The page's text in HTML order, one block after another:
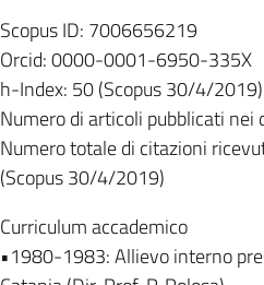
Scopus ID: 7006656219
Orcid: 0000-0001-6950-335X
h-Index: 50 (Scopus 30/4/2019)
Numero di articoli pubblicati
Numero totale di citazioni
(Scopus 30/4/2019)
Curriculum accademico
•1980-1983: Allievo interno